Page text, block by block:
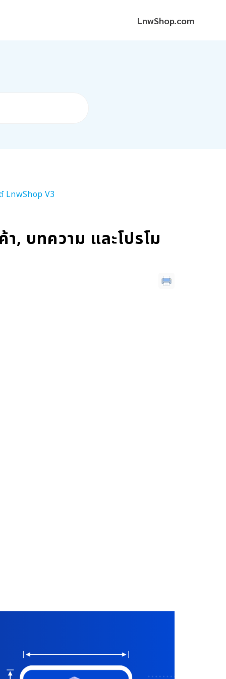
LnwShop.com
LnwShop V3
, บทความ และโปรโม